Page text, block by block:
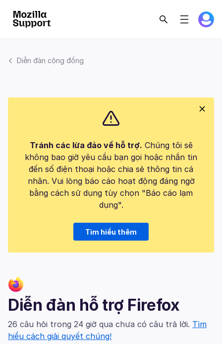
Diễn đàn cộng đồng
Tránh các lừa đảo về hỗ trợ. Chúng tôi sẽ
không bao giờ yêu cầu bạn gọi hoặc nhắn tin
đến số điện thoại hoặc chia sẻ thông tin cá
nhân. Vui lòng báo cáo hoạt động đáng ngờ
bằng cách sử dụng tùy chọn "Báo cáo lạm
dụng".
Tìm hiểu thêm
Diễn đàn hỗ trợ Firefox
26 câu hỏi trong 24 giờ qua chưa có câu trả lời. Tìm
hiểu cách giải quyết chúng!